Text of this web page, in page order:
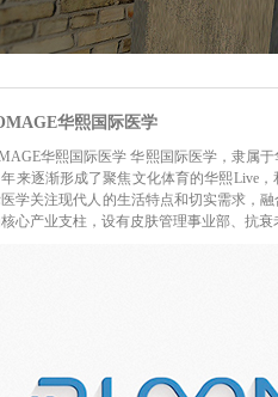
华熙国际医学
华熙国际医学 华熙国际医学，隶属
来逐渐形成了聚焦文化体育的华熙Live
学关注现代人的生活特点和切实需求，
心产业支柱，设有皮肤管理事业部、抗